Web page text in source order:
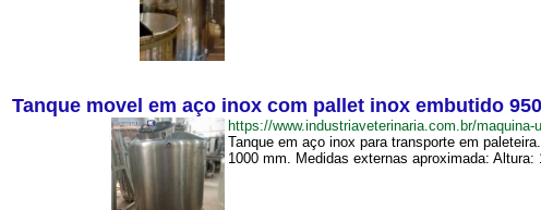
Tanque movel em aço inox com pallet inox embutido
https://www.industriaveterinaria.com.br/
Tanque em aço inox para transporte em
1000 mm. Medidas externas aproximada: